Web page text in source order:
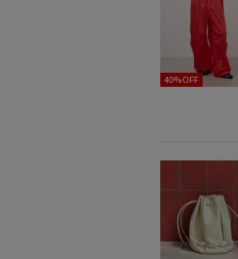
40%OFF